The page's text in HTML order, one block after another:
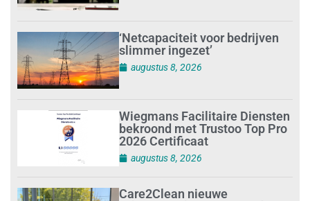
‘Netcapaciteit voor bedrijven
slimmer ingezet’
augustus 8, 2026
Wiegmans Facilitaire Diensten
bekroond met Trustoo Top Pro
2026 Certificaat
augustus 8, 2026
Care2Clean nieuwe